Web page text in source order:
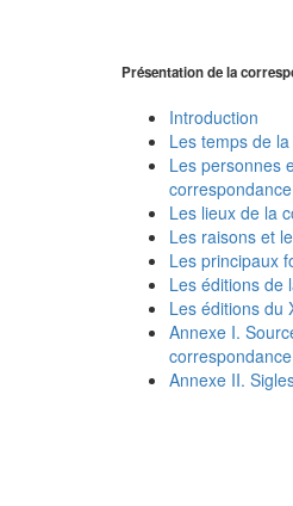
Présentation de la
Introduction
Les temps de
Les personnes
correspondance
Les lieux de la
Les raisons et
Les principaux
Les éditions de
Les éditions du
Annexe I.
correspondance
Annexe II.